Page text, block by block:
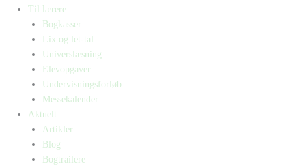
Til lærere
Bogkasser
Lix og let-tal
Universlæsning
Elevopgaver
Undervisningsforløb
Messekalender
Aktuelt
Artikler
Blog
Bogtrailere